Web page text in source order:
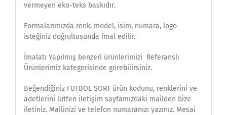
vermeyen eko-teks baskıdır.
Formalarımızda renk, model, isim, numara, logo
isteğiniz doğrultusunda imal edilir.
İmalatı Yapılmış benzeri ürünlerimizi Referanslı
Ürünlerimiz kategorisinde görebilirsiniz.
Beğendiğiniz FUTBOL ŞORT ürün kodunu, renklerini ve
adetlerini lütfen iletişim sayfamızdaki mailden bize
iletiniz. Mailinizi ve telefon numaranızı yazınız. Mesai